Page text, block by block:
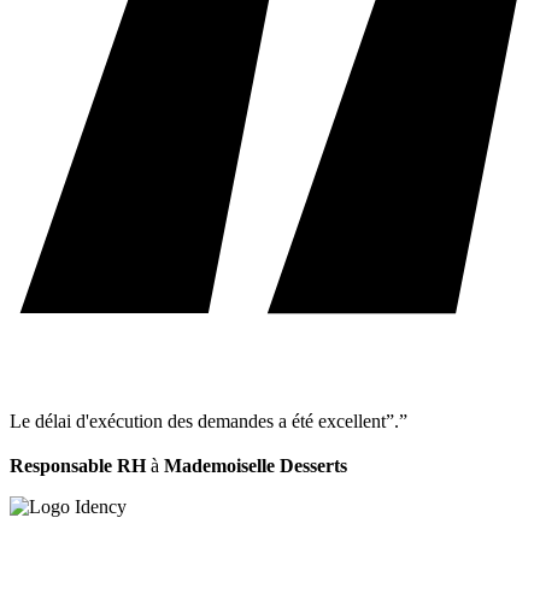
Le délai d'exécution des demandes a été excellent”.”
Responsable RHà Mademoiselle Desserts